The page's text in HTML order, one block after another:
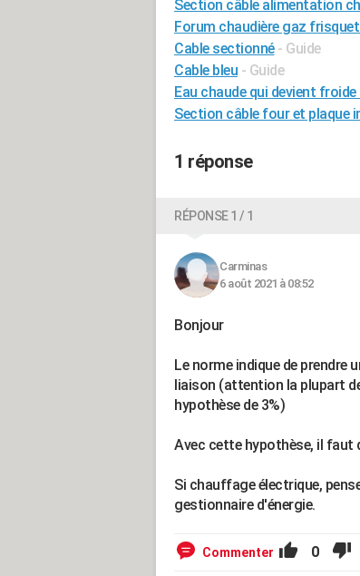
Section câble alimentation
Forum chaudière gaz
Cable sectionné - Guide
Cable bleu - Guide
Eau chaude qui devient
Section câble four et plaque
1 réponse
RÉPONSE 1 / 1
Carminas
6 août 2021 à 08:52
Bonjour
Le norme indique de prendre
liaison (attention la plupart
hypothèse de 3%)
Avec cette hypothèse, il faut
Si chauffage électrique,
gestionnaire d'énergie.
Commenter 0